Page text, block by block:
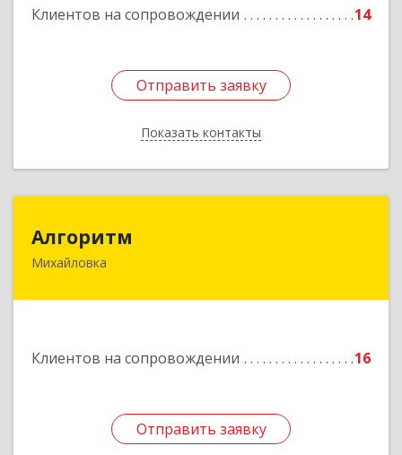
Клиентов на сопровождении 14
Отправить заявку
Показать контакты
Отправить заявку
Назад
Алгоритм
Михайловка
Клиентов на сопровождении 16
Отправить заявку
Отправить заявку